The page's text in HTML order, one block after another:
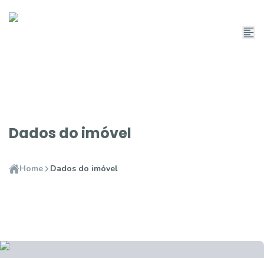
Dados do imóvel
Home Dados do imóvel